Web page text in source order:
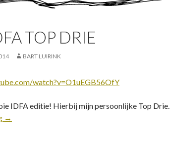
TOP DRIE
BART LUIRINK
watch?v=O1uEGB56OfY
IDFA editie! Hierbij mijn persoonlijke Top Drie.
→